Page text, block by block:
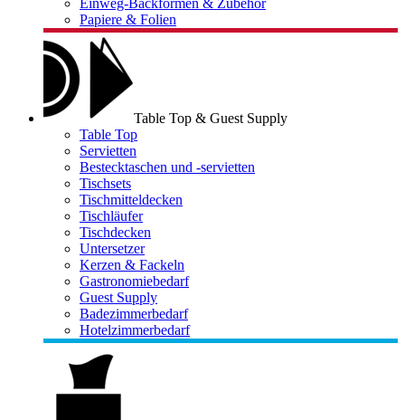
Einweg-Backformen & Zubehör
Papiere & Folien
Table Top & Guest Supply
Table Top
Servietten
Bestecktaschen und -servietten
Tischsets
Tischmitteldecken
Tischläufer
Tischdecken
Untersetzer
Kerzen & Fackeln
Gastronomiebedarf
Guest Supply
Badezimmerbedarf
Hotelzimmerbedarf